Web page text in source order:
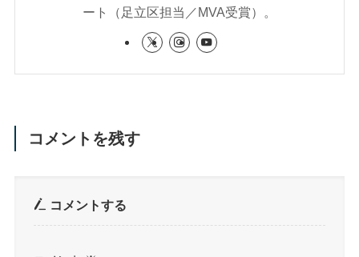
ート（足立区担当／MVA受賞）。
コメントを残す
コメントする